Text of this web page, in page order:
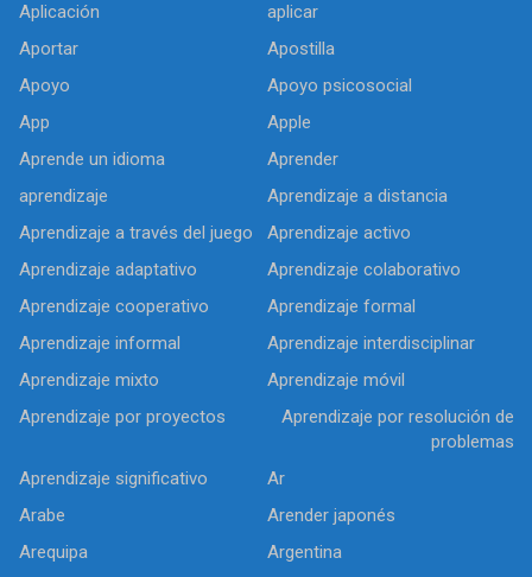
Aplicación
aplicar
Aportar
Apostilla
Apoyo
Apoyo psicosocial
App
Apple
Aprende un idioma
Aprender
aprendizaje
Aprendizaje a distancia
Aprendizaje a través del juego
Aprendizaje activo
Aprendizaje adaptativo
Aprendizaje colaborativo
Aprendizaje cooperativo
Aprendizaje formal
Aprendizaje informal
Aprendizaje interdisciplinar
Aprendizaje mixto
Aprendizaje móvil
Aprendizaje por proyectos
Aprendizaje por resolución de
problemas
Aprendizaje significativo
Ar
Arabe
Arender japonés
Arequipa
Argentina